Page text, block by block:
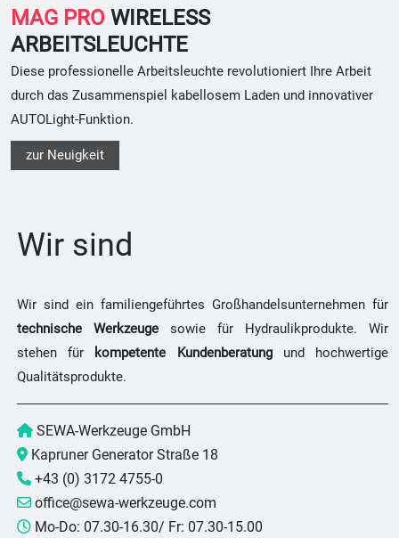
MAG PRO WIRELESS
ARBEITSLEUCHTE
Diese professionelle Arbeitsleuchte revolutioniert Ihre Arbeit
durch das Zusammenspiel kabellosem Laden und innovativer
AUTOLight-Funktion.
zur Neuigkeit
Wir sind
Wir sind ein familiengeführtes Großhandelsunternehmen für
technische Werkzeuge sowie für Hydraulikprodukte. Wir
stehen für
kompetente Kundenberatungund hochwertige
Qualitätsprodukte.
SEWA-Werkzeuge GmbH
Kapruner Generator Straße 18
+43 (0) 3172 4755-0
office@sewa-werkzeuge.com
Mo-Do: 07.30-16.30/ Fr: 07.30-15.00